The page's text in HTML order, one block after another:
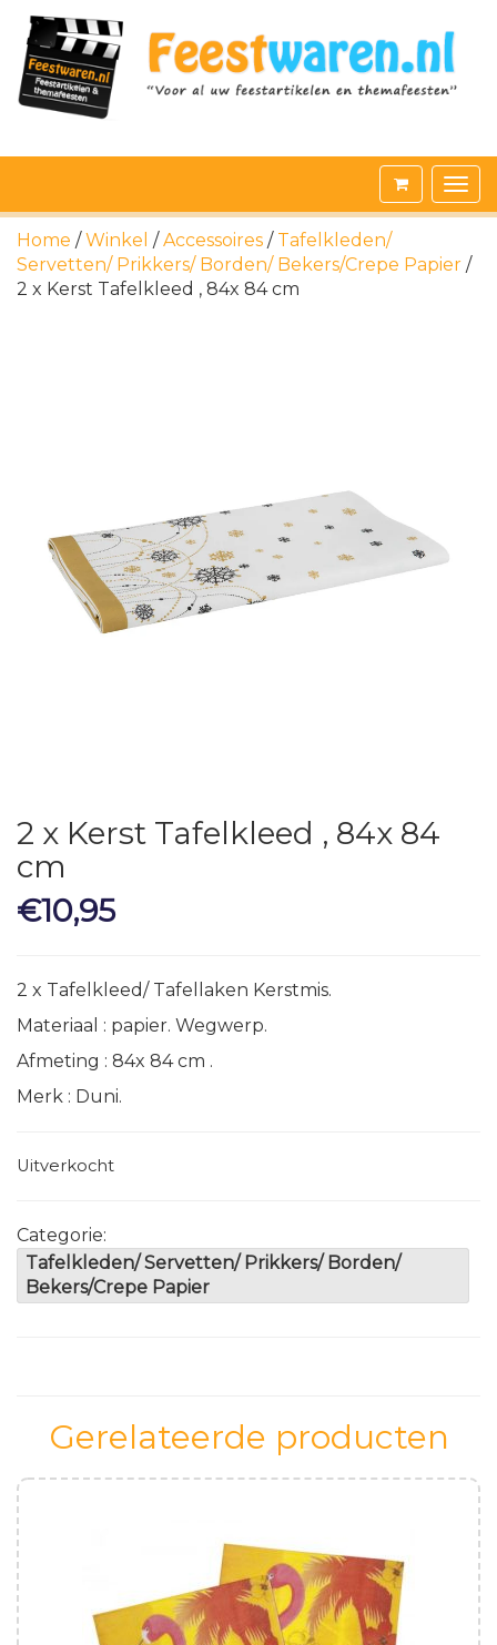
Home /Winkel /Accessoires / Tafelkleden/
Servetten/ Prikkers/ Borden/ Bekers/Crepe Papier /
2 x Kerst Tafelkleed , 84x 84 cm
2 x Kerst Tafelkleed , 84x 84
cm
€10,95
2 x Tafelkleed/ Tafellaken Kerstmis.
Materiaal : papier. Wegwerp.
Afmeting : 84x 84 cm .
Merk : Duni.
Uitverkocht
Categorie:
Tafelkleden/ Servetten/ Prikkers/ Borden/
Bekers/Crepe Papier
Gerelateerde producten